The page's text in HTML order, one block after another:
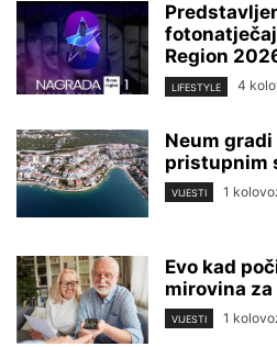
Region
LIFESTYLE 4
Neum
pristupnim
VIJESTI 1
Evo kad
mirovina
VIJESTI 1